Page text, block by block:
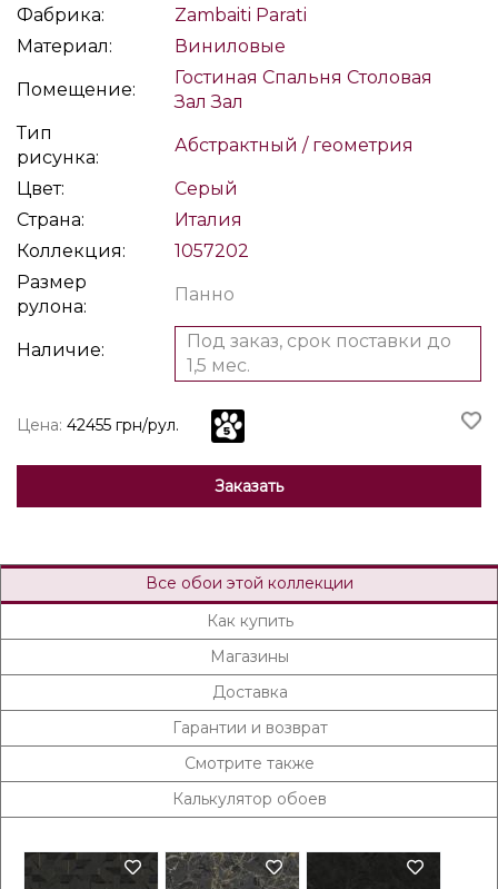
Фабрика:
Zambaiti Parati
Материал:
Виниловые
Помещение:
Гостиная Спальня Столовая
Зал Зал
Тип
рисунка:
Абстрактный / геометрия
Цвет:
Серый
Страна:
Италия
Коллекция:
1057202
Размер
рулона:
Панно
Наличие:
Под заказ, срок поставки до
1,5 мес.
Цена: 42455 грн/рул.
Заказать
Все обои этой коллекции
Как купить
Магазины
Доставка
Гарантии и возврат
Смотрите также
Калькулятор обоев